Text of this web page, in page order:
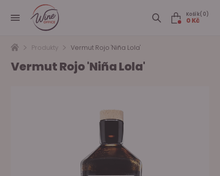
Košík(0)
0 Kč
Produkty Vermut Rojo 'Niña Lola'
Vermut Rojo 'Niña Lola'